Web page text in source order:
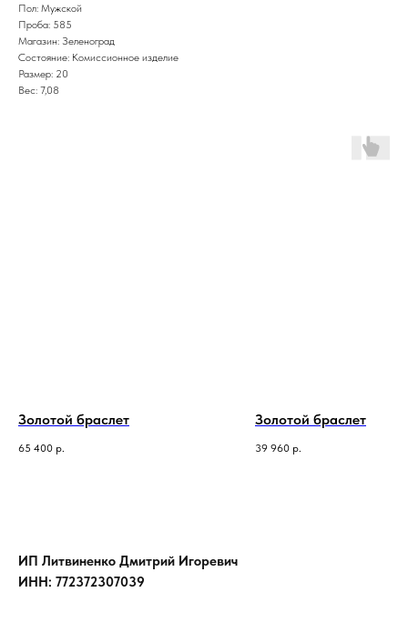
Пол: Мужской
Проба: 585
Магазин: Зеленоград
Состояние: Комиссионное изделие
Размер: 20
Вес: 7,08
Золотой браслет
65 400 р.
Золотой браслет
39 960 р.
ИП Литвиненко Дмитрий Игоревич
ИНН: 772372307039